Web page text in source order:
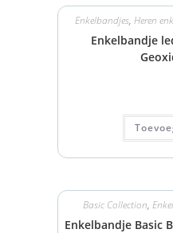
Enkelbandjes, Heren
Enkelbandje
Basic Collection,
Enkelbandje Basic